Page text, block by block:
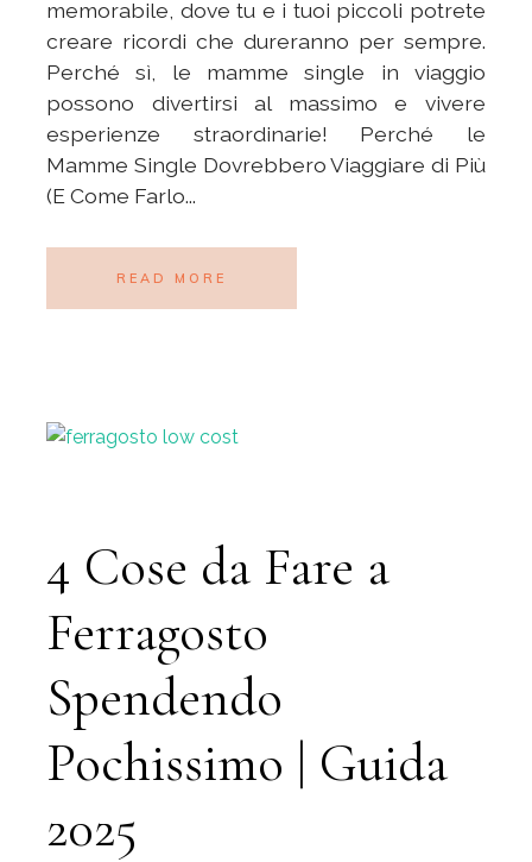
memorabile, dove tu e i tuoi piccoli potrete
creare ricordi che dureranno per sempre.
Perché sì, le mamme single in viaggio
possono divertirsi al massimo e vivere
esperienze straordinarie! Perché le
Mamme Single Dovrebbero Viaggiare di Più
(E Come Farlo...
READ MORE
4 Cose da Fare a
Ferragosto
Spendendo
Pochissimo | Guida
2025